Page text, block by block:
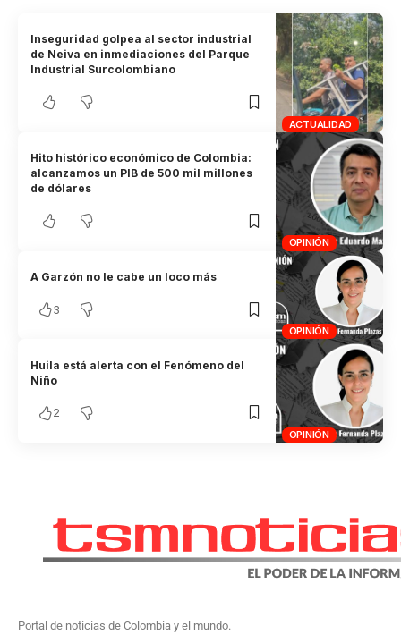
ACTUALIDAD
Inseguridad golpea al sector industrial
de Neiva en inmediaciones del Parque
Industrial Surcolombiano
OPINIÓN
Hito histórico económico de Colombia:
alcanzamos un PIB de 500 mil millones
de dólares
OPINIÓN
A Garzón no le cabe un loco más
3
OPINIÓN
Huila está alerta con el Fenómeno del
Niño
2
Portal de noticias de Colombia y el mundo.